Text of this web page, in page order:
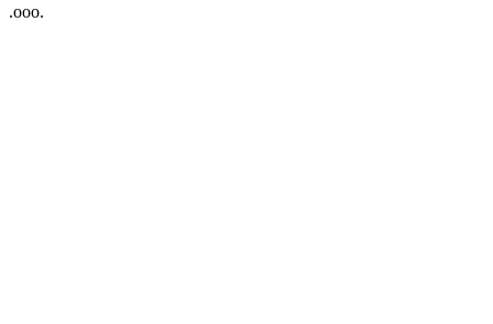
.ooo.